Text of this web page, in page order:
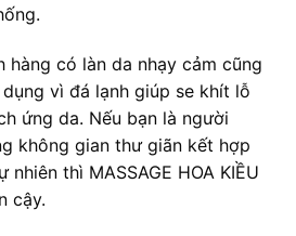
hàng có làn da nhạy cảm cũng
vì đá lạnh giúp se khít lỗ
ứng da. Nếu bạn là người
không gian thư giãn kết hợp
thì MASSAGE HOA KIỀU
cậy.